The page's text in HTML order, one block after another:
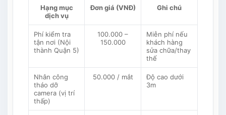
Hạng mục
dịch vụ
Đơn giá (VNĐ) Ghi chú
Phí kiểm tra
tận nơi (Nội
thành Quận 5)
100.000 –
150.000
Miễn phí nếu
khách hàng
sửa chữa/thay
thế
Nhân công
tháo dỡ
camera (vị trí
thấp)
50.000 / mắt
Độ cao dưới
3m